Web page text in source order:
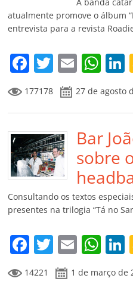
atualmente promove o álbum
entrevista para a revista
F
a
c
e
b
o
o
k
T
w
itt
er
E
m
ai
l
W
at
s
A
p
p
n
177178 27 de agosto
Bar
sobre
Consultando os textos
presentes na trilogia “Tá no
F
a
c
T
w
itt
E
m
ai
W
at
14221 1 de março de